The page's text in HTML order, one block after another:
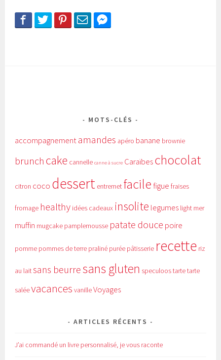
MOTS-CLÉS
accompagnementamandes apéro banane brownie
brunch cake cannelle canne à sucre Caraïbeschocolat
citron coco dessert entremet facile figue fraises
fromage healthy idées cadeaux insolite legumes light mer
muffin mugcake pamplemousse patate douce poire
pomme pommes de terre praliné purée pâtisserie recette riz
au laitsans beurresans gluten speculoostartetarte
saléevacances vanilleVoyages
ARTICLES RÉCENTS
J’ai commandé un livre personnalisé, je vous raconte